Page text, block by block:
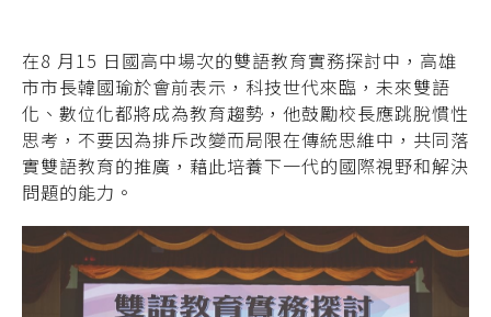
在8 月15 日國高中場次的雙語教育實務探討中，高雄
市市長韓國瑜於會前表示，科技世代來臨，未來雙語
化、數位化都將成為教育趨勢，他鼓勵校長應跳脫慣性
思考，不要因為排斥改變而局限在傳統思維中，共同落
實雙語教育的推廣，藉此培養下一代的國際視野和解決
問題的能力。